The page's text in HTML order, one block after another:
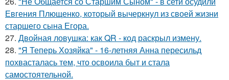
Евгения Плющенко, который вычеркнул из своей жизни
старшего сына Егора.
27. Двойная ловушка: как QR - код раскрыл измену.
28. "Я Теперь Хозяйка" - 16-летняя Анна пересильд
похвасталась тем, что освоила быт и стала
самостоятельной.